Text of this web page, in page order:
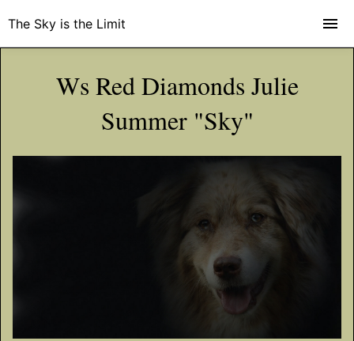
Ws Red Diamonds Julie
Summer "Sky"
The Sky is the Limit